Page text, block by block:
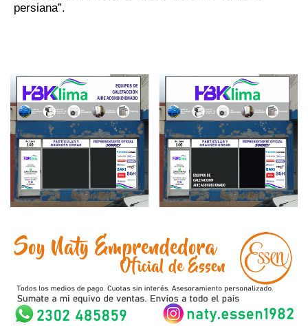
persiana”.